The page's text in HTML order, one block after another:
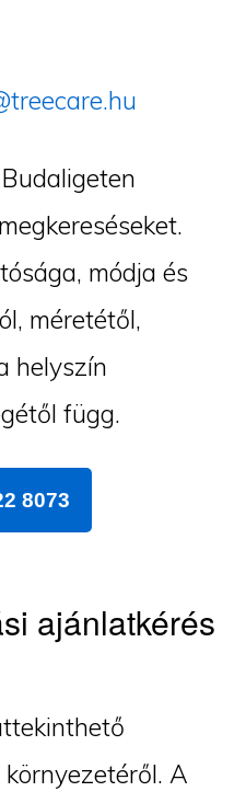
módja és
méretétől,
helyszín
függ.
8073
ajánlatkérés
A